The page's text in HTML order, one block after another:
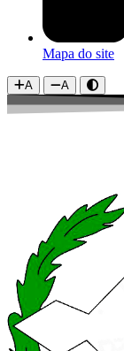
Mapa do site
A A